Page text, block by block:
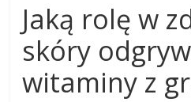
Jaką rolę w
skóry
witaminy z